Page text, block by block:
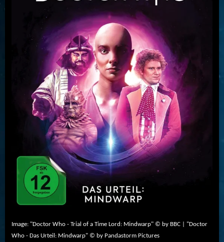
Image: "Doctor Who - Trial of a Time Lord: Mindwarp" © by BBC | "Doctor
Who - Das Urteil: Mindwarp" © by Pandastorm Pictures